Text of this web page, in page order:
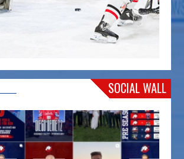
SOCIAL WALL